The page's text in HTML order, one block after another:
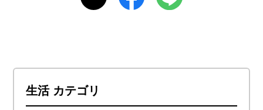
生活 カテゴリ